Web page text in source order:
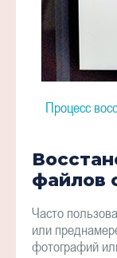
Процесс
файлов
Часто
или
фотографий